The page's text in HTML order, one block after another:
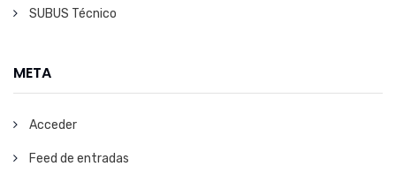
SUBUS Técnico
META
Acceder
Feed de entradas